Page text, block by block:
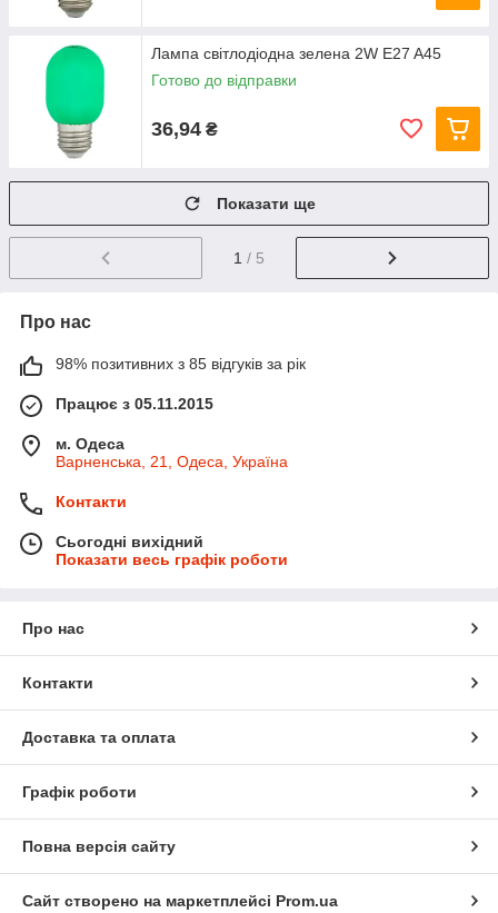
Лампа світлодіодна зелена 2W E27 A45
Готово до відправки
36,94 ₴
Показати ще
1 / 5
Про нас
98% позитивних з 85 відгуків за рік
Працює з 05.11.2015
м. Одеса
Варненська, 21, Одеса, Україна
Контакти
Сьогодні вихідний
Показати весь графік роботи
Про нас
Контакти
Доставка та оплата
Графік роботи
Повна версія сайту
Сайт створено на маркетплейсі Prom.ua